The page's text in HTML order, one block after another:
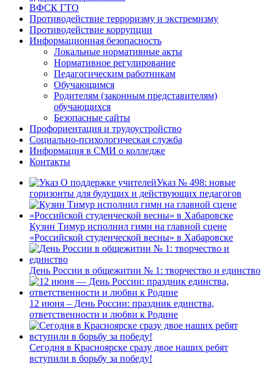
ВФСК ГТО
Противодействие терроризму и экстремизму
Противодействие коррупции
Информационная безопасность
Локальные нормативные акты
Нормативное регулирование
Педагогическим работникам
Обучающимся
Родителям (законным представителям)
обучающихся
Безопасные сайты
Профориентация и трудоустройство
Социально-психологическая служба
Информация в СМИ о колледже
Контакты
Указ № 498: новые
горизонты для будущих и действующих педагогов
Кузин Тимур исполнил гимн на главной сцене
«Российской студенческой весны» в Хабаровске
День России в общежитии № 1: творчество и единство
12 июня – День России: праздник единства,
ответственности и любви к Родине
Сегодня в Красноярске сразу двое наших ребят
вступили в борьбу за победу!